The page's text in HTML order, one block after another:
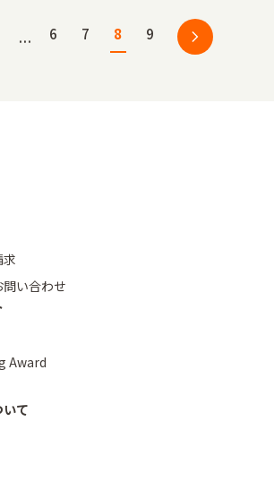
... 6 7 8 9
い合わせ
Award
いて